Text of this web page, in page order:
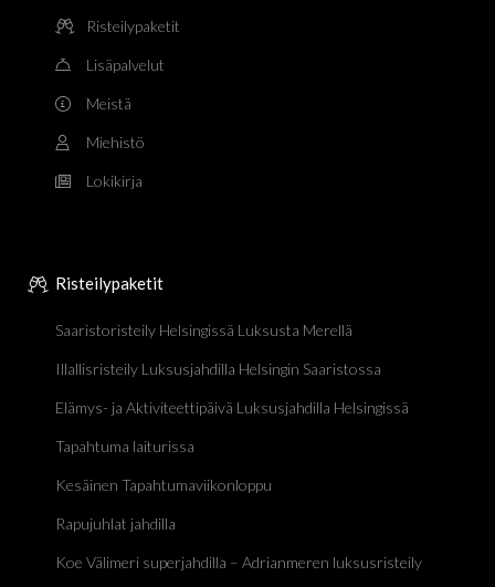
Risteilypaketit
Lisäpalvelut
Meistä
Miehistö
Lokikirja
Risteilypaketit
Saaristoristeily Helsingissä Luksusta Merellä
Illallisristeily Luksusjahdilla Helsingin Saaristossa
Elämys- ja Aktiviteettipäivä Luksusjahdilla Helsingissä
Tapahtuma laiturissa
Kesäinen Tapahtumaviikonloppu
Rapujuhlat jahdilla
Koe Välimeri superjahdilla – Adrianmeren luksusristeily